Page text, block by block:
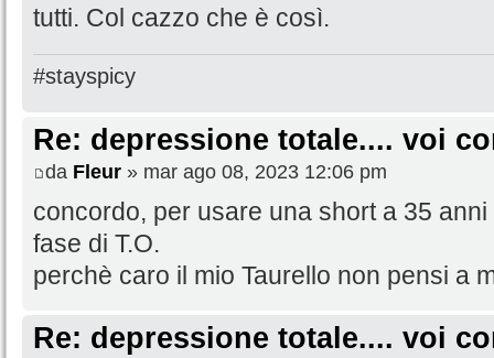
tutti. Col cazzo che è così.
#stayspicy
Re: depressione totale.... voi
da Fleur » mar ago 08, 2023 12:06 pm
concordo, per usare una short a 35
fase di T.O.
perchè caro il mio Taurello non pensi a
Re: depressione totale.... voi